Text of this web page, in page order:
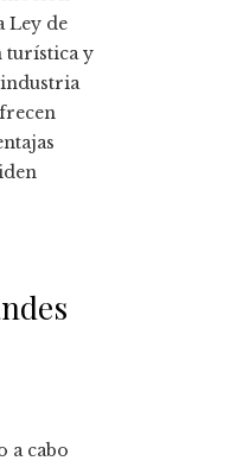
Ley de
turística y
a cabo